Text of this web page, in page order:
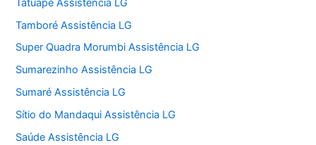
Tamboré Assistência LG
Super Quadra Morumbi Assistência LG
Sumarezinho Assistência LG
Sumaré Assistência LG
Sítio do Mandaqui Assistência LG
Saúde Assistência LG